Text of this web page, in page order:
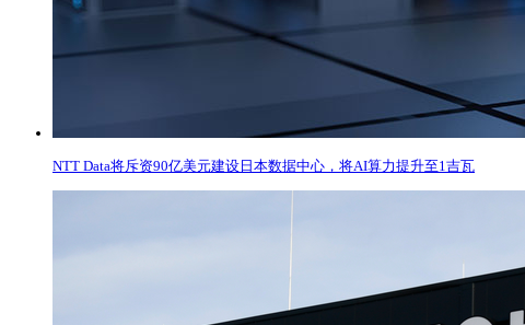
NTT Data将斥资90亿美元建设日本数据中心，将AI算力提升至1吉瓦